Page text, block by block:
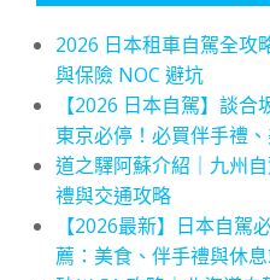
2026 日本租車自駕全攻
與保險 NOC 避坑
【2026 日本自駕】談
東京必停！必買伴手禮
道之驛阿蘇介紹｜九州
禮與交通攻略
【2026最新】日本自駕
薦：美食、伴手禮與休